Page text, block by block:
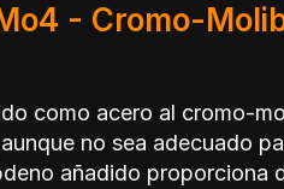
- Cromo-
como acero al cromo-
no sea adecuado
añadido proporciona